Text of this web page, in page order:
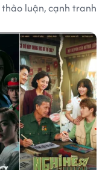
luận, cạnh tranh